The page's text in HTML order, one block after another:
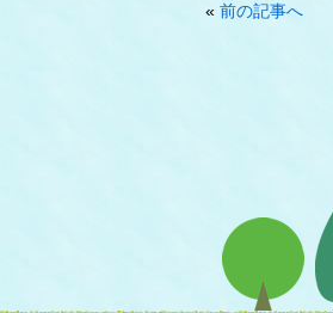
« 前の記事へ